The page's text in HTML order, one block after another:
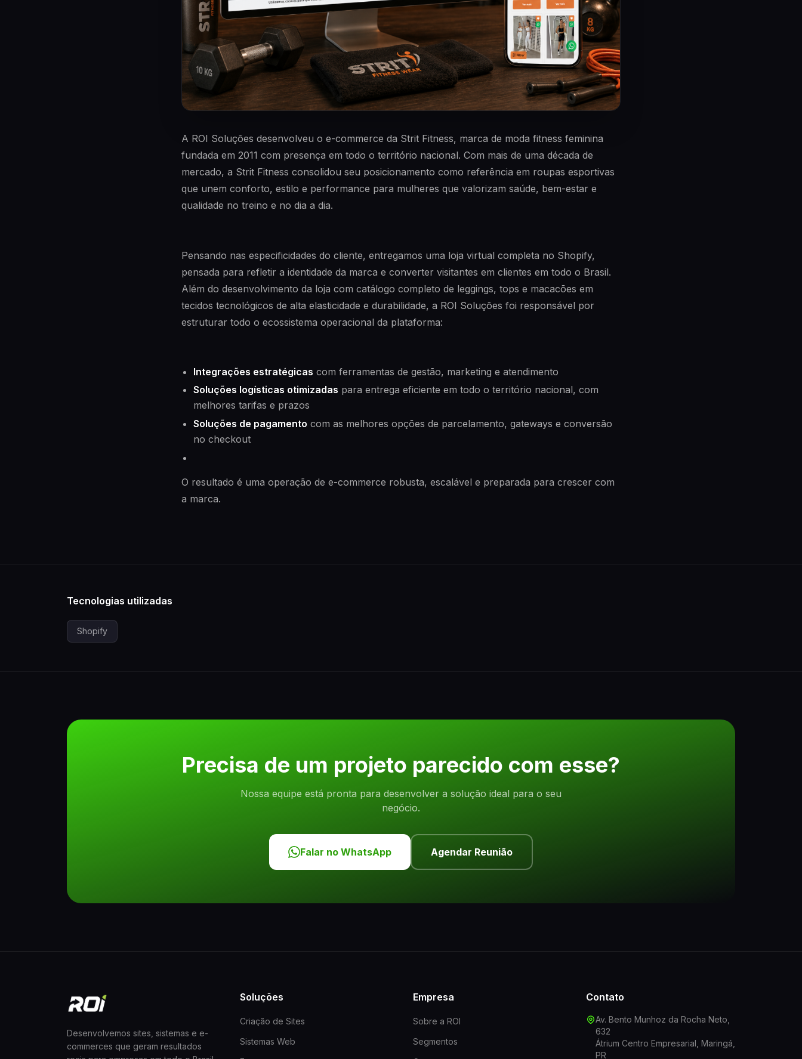
A ROI Soluções desenvolveu o e-commerce da Strit Fitness, marca de moda fitness feminina
fundada em 2011 com presença em todo o território nacional. Com mais de uma década de
mercado, a Strit Fitness consolidou seu posicionamento como referência em roupas esportivas
que unem conforto, estilo e performance para mulheres que valorizam saúde, bem-estar e
qualidade no treino e no dia a dia.
Pensando nas especificidades do cliente, entregamos uma loja virtual completa no Shopify,
pensada para refletir a identidade da marca e converter visitantes em clientes em todo o Brasil.
Além do desenvolvimento da loja com catálogo completo de leggings, tops e macacões em
tecidos tecnológicos de alta elasticidade e durabilidade, a ROI Soluções foi responsável por
estruturar todo o ecossistema operacional da plataforma:
Integrações estratégicas com ferramentas de gestão, marketing e atendimento
Soluções logísticas otimizadas para entrega eficiente em todo o território nacional, com
melhores tarifas e prazos
Soluções de pagamento com as melhores opções de parcelamento, gateways e conversão
no checkout
O resultado é uma operação de e-commerce robusta, escalável e preparada para crescer com
a marca.
Tecnologias utilizadas
Shopify
Precisa de um projeto parecido com esse?
Nossa equipe está pronta para desenvolver a solução ideal para o seu
negócio.
Falar no WhatsApp Agendar Reunião
Desenvolvemos sites, sistemas e e-
commerces que geram resultados
Soluções
Criação de Sites
Sistemas Web
Empresa
Sobre a ROI
Segmentos
Contato
Av. Bento Munhoz da Rocha Neto,
632
Átrium Centro Empresarial, Maringá,
PR